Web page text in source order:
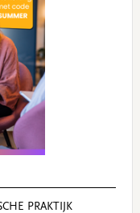
PRAKTIJK